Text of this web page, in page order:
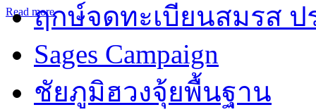
Read moreฤกษ์จดทะเบียนสมรส ป
Sages Campaign
ชัยภูมิฮวงจุ้ยพื้นฐาน